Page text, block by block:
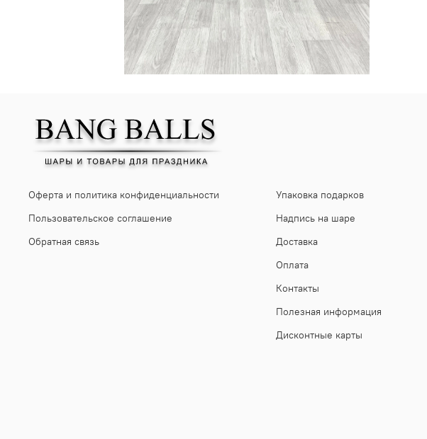
Оферта и политика конфиденциальности
Пользовательское соглашение
Обратная связь
Упаковка подарков
Надпись на шаре
Доставка
Оплата
Контакты
Полезная информация
Дисконтные карты